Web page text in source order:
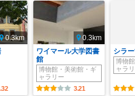
0.3km
0.3km
ワイマール大学図書
館
博物館・美術館・ギ
ャラリー
3.21
シラ
博物
ャラ